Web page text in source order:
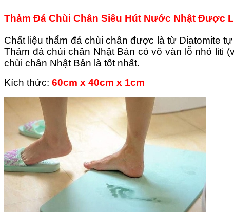
Thảm Đá Chùi Chân Siêu Hút Nước Nhật Được
Chất liệu thẩm đá chùi chân được là từ Diatomite
Thảm đá chùi chân Nhật Bản có vô vàn lỗ nhỏ liti
chùi chân Nhật Bản là tốt nhất.
Kích thức: 60cm x 40cm x 1cm